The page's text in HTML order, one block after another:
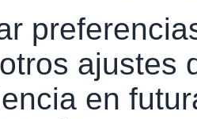
ajustes
en